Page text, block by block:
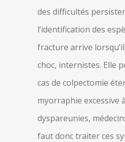
des difficultés
l’identification des
fracture arrive
choc, internistes. Elle
cas de colpectomie
myorraphie excessive
dyspareunies,
faut donc traiter ces